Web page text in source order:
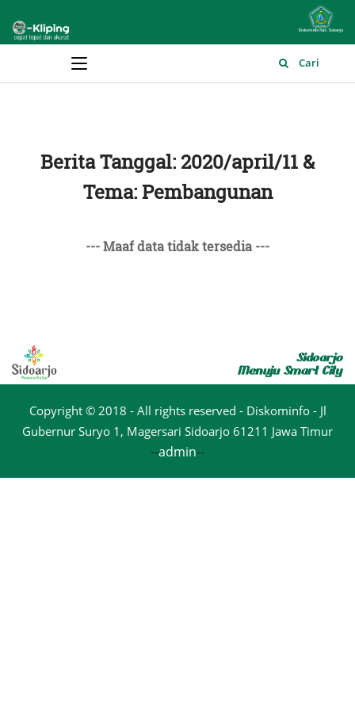
Main Menu Cari
Berita Tanggal: 2020/april/11 &
Tema: Pembangunan
--- Maaf data tidak tersedia ---
Copyright © 2018 - All rights reserved - Diskominfo - Jl
Gubernur Suryo 1, Magersari Sidoarjo 61211 Jawa Timur
--admin--